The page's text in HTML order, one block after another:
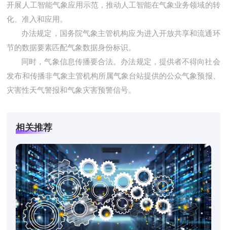
开展人工智能气象应用示范，推动人工智能在气象业务领域的转
化、准入和应用。
办法规定，国务院气象主管机构应为进入开放共享和流通环
节的数据要素匹配气象数据身份标识。
同时，气象信息传播要合法。办法规定，提供者不得向社会
发布和传播非气象主管机构所属气象台站提供的公众气象预报、
灾害性天气警报和气象灾害预警信号。
相关推荐